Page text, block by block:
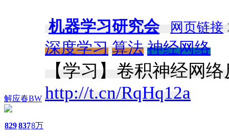
解应春BW
8298378万
机器学习研究会 网页链接
深度学习 算法 神经网络
【学习】卷积神经网
http://t.cn/RqHq12a